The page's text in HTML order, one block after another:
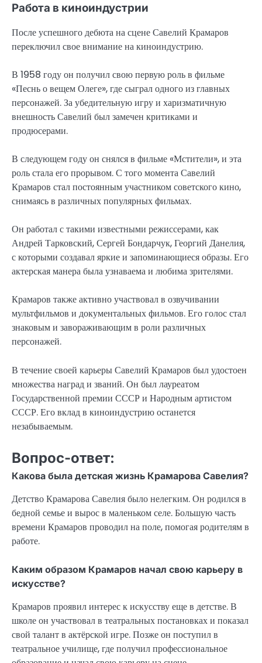
Работа в киноиндустрии
После успешного дебюта на сцене Савелий Крамаров
переключил свое внимание на киноиндустрию.
В 1958 году он получил свою первую роль в фильме
«Песнь о вещем Олеге», где сыграл одного из главных
персонажей. За убедительную игру и харизматичную
внешность Савелий был замечен критиками и
продюсерами.
В следующем году он снялся в фильме «Мстители», и эта
роль стала его прорывом. С того момента Савелий
Крамаров стал постоянным участником советского кино,
снимаясь в различных популярных фильмах.
Он работал с такими известными режиссерами, как
Андрей Тарковский, Сергей Бондарчук, Георгий Данелия,
с которыми создавал яркие и запоминающиеся образы. Его
актерская манера была узнаваема и любима зрителями.
Крамаров также активно участвовал в озвучивании
мультфильмов и документальных фильмов. Его голос стал
знаковым и завораживающим в роли различных
персонажей.
В течение своей карьеры Савелий Крамаров был удостоен
множества наград и званий. Он был лауреатом
Государственной премии СССР и Народным артистом
СССР. Его вклад в киноиндустрию останется
незабываемым.
Вопрос-ответ:
Какова была детская жизнь Крамарова Савелия?
Детство Крамарова Савелия было нелегким. Он родился в
бедной семье и вырос в маленьком селе. Большую часть
времени Крамаров проводил на поле, помогая родителям в
работе.
Каким образом Крамаров начал свою карьеру в
искусстве?
Крамаров проявил интерес к искусству еще в детстве. В
школе он участвовал в театральных постановках и показал
свой талант в актёрской игре. Позже он поступил в
театральное училище, где получил профессиональное